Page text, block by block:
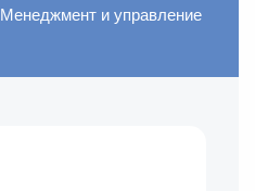
Менеджмент и управление